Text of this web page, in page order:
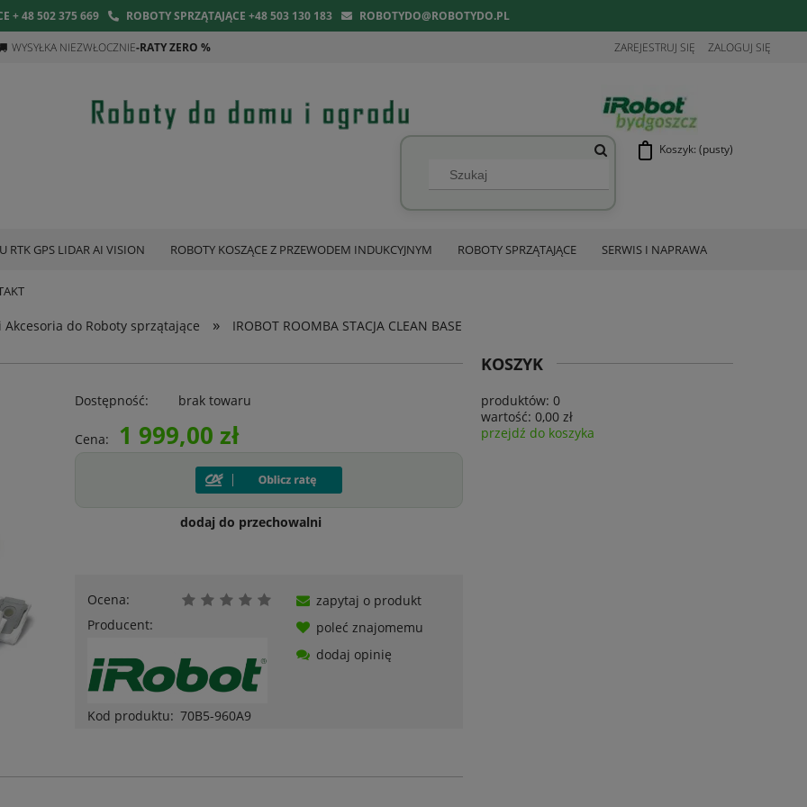
+ 48 502 375 669 ROBOTY SPRZĄTAJĄCE +48 503 130 183 ROBOTYDO@ROBOTYDO.PL
WYSYŁKA NIEZWŁOCZNIE-RATY ZERO % ZAREJESTRUJ SIĘ ZALOGUJ SIĘ
Koszyk: (pusty)
RTK GPS LIDAR AI VISION ROBOTY KOSZĄCE Z PRZEWODEM INDUKCYJNYM ROBOTY SPRZĄTAJĄCE SERWIS I NAPRAWA
Akcesoria do Roboty sprzątające » IROBOT ROOMBA STACJA CLEAN BASE
Dostępność: brak towaru
Cena: 1 999,00 zł
dodaj do przechowalni
Ocena:
Producent:
Kod produktu: 70B5-960A9
zapytaj o produkt
poleć znajomemu
dodaj opinię
KOSZYK
produktów: 0
wartość: 0,00 zł
przejdź do koszyka